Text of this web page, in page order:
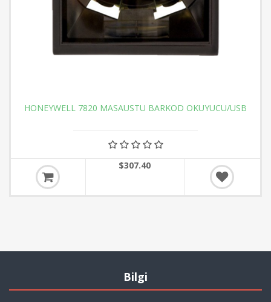
HONEYWELL 7820 MASAUSTU BARKOD OKUYUCU/USB
$307.40
Bilgi